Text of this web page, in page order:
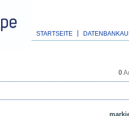
STARTSEITE
0